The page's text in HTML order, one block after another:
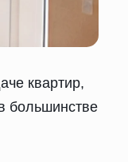
квартир,
большинстве